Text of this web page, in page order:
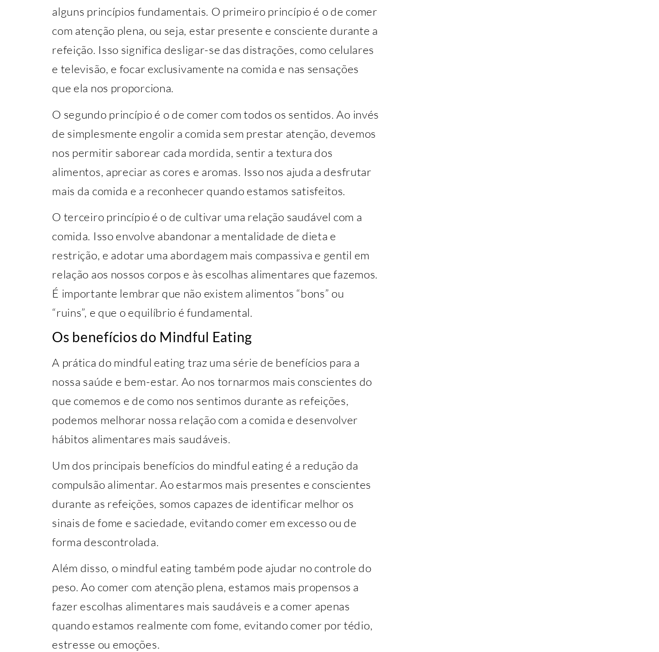
alguns princípios fundamentais. O primeiro princípio é o de comer
com atenção plena, ou seja, estar presente e consciente durante a
refeição. Isso significa desligar-se das distrações, como celulares
e televisão, e focar exclusivamente na comida e nas sensações
que ela nos proporciona.
O segundo princípio é o de comer com todos os sentidos. Ao invés
de simplesmente engolir a comida sem prestar atenção, devemos
nos permitir saborear cada mordida, sentir a textura dos
alimentos, apreciar as cores e aromas. Isso nos ajuda a desfrutar
mais da comida e a reconhecer quando estamos satisfeitos.
O terceiro princípio é o de cultivar uma relação saudável com a
comida. Isso envolve abandonar a mentalidade de dieta e
restrição, e adotar uma abordagem mais compassiva e gentil em
relação aos nossos corpos e às escolhas alimentares que fazemos.
É importante lembrar que não existem alimentos “bons” ou
“ruins”, e que o equilíbrio é fundamental.
Os benefícios do Mindful Eating
A prática do mindful eating traz uma série de benefícios para a
nossa saúde e bem-estar. Ao nos tornarmos mais conscientes do
que comemos e de como nos sentimos durante as refeições,
podemos melhorar nossa relação com a comida e desenvolver
hábitos alimentares mais saudáveis.
Um dos principais benefícios do mindful eating é a redução da
compulsão alimentar. Ao estarmos mais presentes e conscientes
durante as refeições, somos capazes de identificar melhor os
sinais de fome e saciedade, evitando comer em excesso ou de
forma descontrolada.
Além disso, o mindful eating também pode ajudar no controle do
peso. Ao comer com atenção plena, estamos mais propensos a
fazer escolhas alimentares mais saudáveis e a comer apenas
quando estamos realmente com fome, evitando comer por tédio,
estresse ou emoções.